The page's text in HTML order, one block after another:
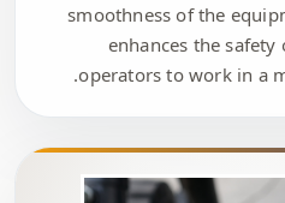
smoothness of the
enhances the
operators to work in a